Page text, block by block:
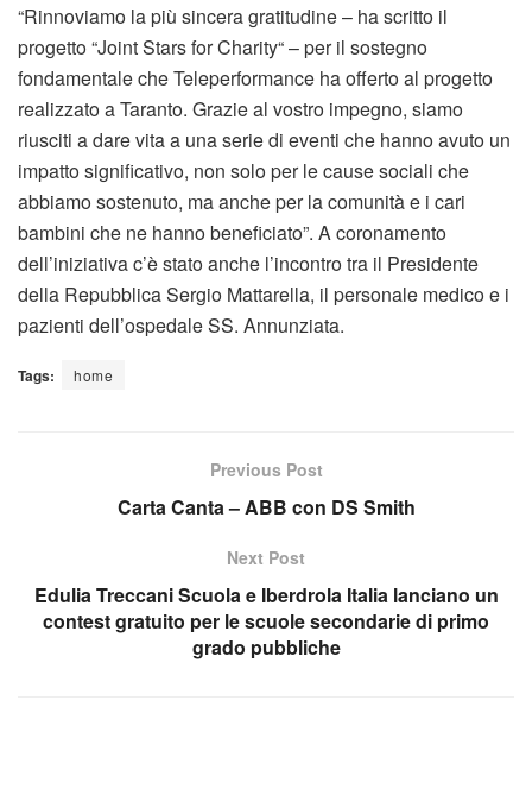
“Rinnoviamo la più sincera gratitudine – ha scritto il
progetto “Joint Stars for Charity“ – per il sostegno
fondamentale che Teleperformance ha offerto al progetto
realizzato a Taranto. Grazie al vostro impegno, siamo
riusciti a dare vita a una serie di eventi che hanno avuto un
impatto significativo, non solo per le cause sociali che
abbiamo sostenuto, ma anche per la comunità e i cari
bambini che ne hanno beneficiato”. A coronamento
dell’iniziativa c’è stato anche l’incontro tra il Presidente
della Repubblica Sergio Mattarella, il personale medico e i
pazienti dell’ospedale SS. Annunziata.
Tags: home
Previous Post
Carta Canta – ABB con DS Smith
Next Post
Edulia Treccani Scuola e Iberdrola Italia lanciano un
contest gratuito per le scuole secondarie di primo
grado pubbliche